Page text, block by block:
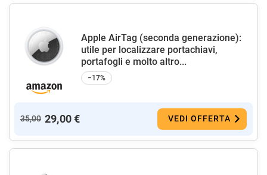
Apple AirTag (seconda generazione):
utile per localizzare portachiavi,
portafogli e molto altro...
−17%
35,00 29,00 € VEDI OFFERTA